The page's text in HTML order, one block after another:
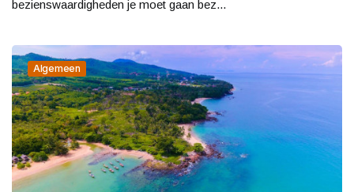
bezienswaardigheden je moet gaan bez...
Algemeen